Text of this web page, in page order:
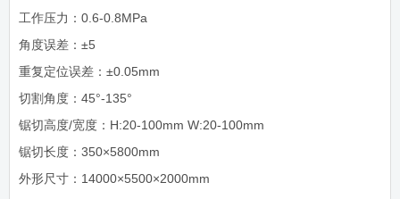
工作压力：0.6-0.8MPa
角度误差：±5
重复定位误差：±0.05mm
切割角度：45°-135°
锯切高度/宽度：H:20-100mm W:20-100mm
锯切长度：350×5800mm
外形尺寸：14000×5500×2000mm